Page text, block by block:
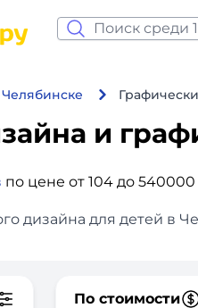
и
по цене от 104 до
дизайна для детей в
По стоимости
аудио